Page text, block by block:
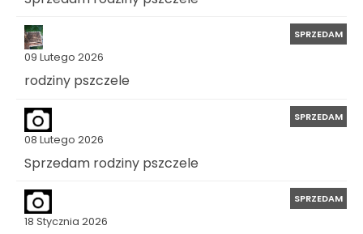
09 Lutego 2026
SPRZEDAM
rodziny pszczele
08 Lutego 2026
SPRZEDAM
Sprzedam rodziny pszczele
18 Stycznia 2026
SPRZEDAM